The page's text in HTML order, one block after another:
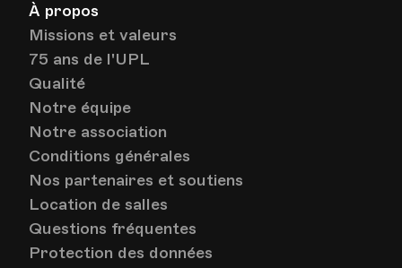
À propos
Missions et valeurs
75 ans de l'UPL
Qualité
Notre équipe
Notre association
Conditions générales
Nos partenaires et soutiens
Location de salles
Questions fréquentes
Protection des données